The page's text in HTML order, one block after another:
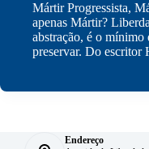
Mártir Progressista,
apenas Mártir?
abstração, é o mínimo
preservar. Do
Endereço